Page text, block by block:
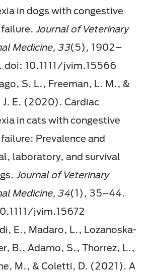
in dogs with congestive
Journal of Veterinary
Medicine, 33(5), 1902–
doi: 10.1111/jvim.15566
S. L., Freeman, L. M., &
J. E. (2020). Cardiac
in cats with congestive
Prevalence and
laboratory, and survival
Journal of Veterinary
Medicine, 34(1), 35–44.
jvim.15672
E., Madaro, L., Lozanoska-
B., Adamo, S., Thorrez, L.,
M., & Coletti, D. (2021). A